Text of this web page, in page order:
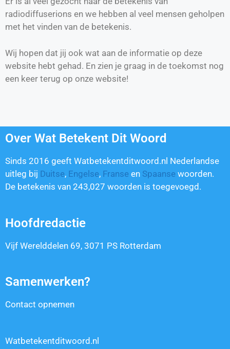
radiodiffuserions en we hebben al veel mensen geholpen
met het vinden van de betekenis.
Wij hopen dat jij ook wat aan de informatie op deze
website hebt gehad. En zien je graag in de toekomst nog
een keer terug op onze website!
Over Wat Betekent Dit Woord
Sinds 2016 geeft Watbetekentditwoord.nl Nederlandse
uitleg bij Duitse, Engelse, Franse en Spaanse woorden.
De betekenis van 243,027 woorden is toegevoegd.
Hoofdredactie
Vijf Werelddelen 69, 3071 PS Rotterdam
Samenwerken?
Contact opnemen
Watbetekentditwoord.nl